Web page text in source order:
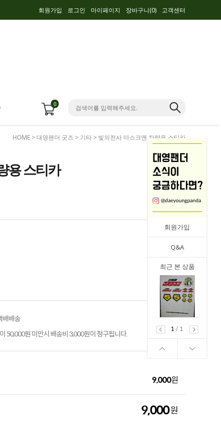
회원가입 로그인 마이페이지 장바구니(0) 고객센터
0
회원가입
Q&A
최근 본 상품
1
/ 1
HOME >대영팬더 굿즈 > 기타 > 빛의전사 마스크맨 차량용 스티카
용 스티카
배배송
50,000원 미만시 배송비 3,000원이 청구됩니다.
9,000원
9,000원